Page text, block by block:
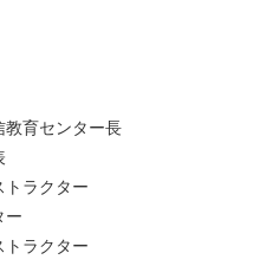
教育センター長
トラクター
ー
トラクター